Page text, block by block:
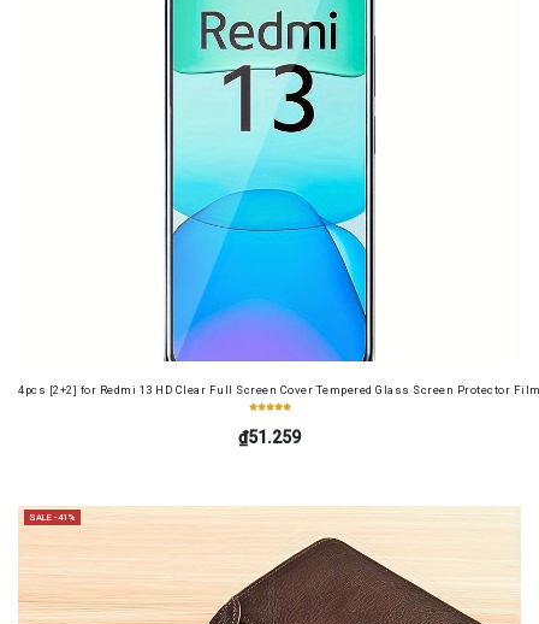
4pcs [2+2] for Redmi 13 HD Clear Full Screen Cover Tempered Glass Screen Protector
₫51.259
SALE -41%